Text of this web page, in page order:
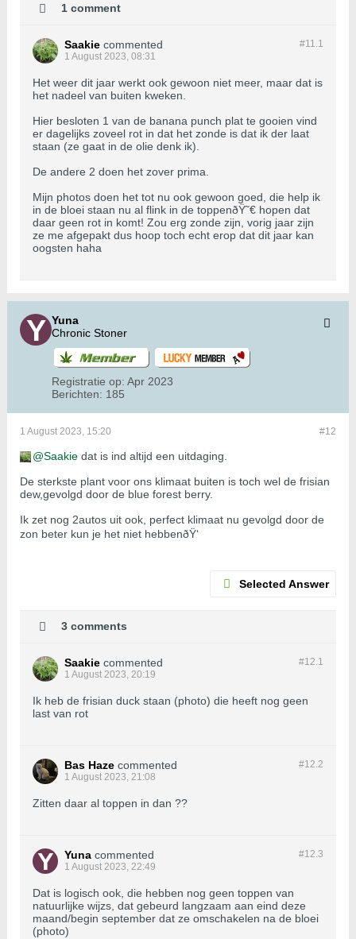
1 comment
#11.1
Saakie commented
1 August 2023, 08:31
Het weer dit jaar werkt ook gewoon niet meer, maar dat is
het nadeel van buiten kweken.
Hier besloten 1 van de banana punch plat te gooien vind
er dagelijks zoveel rot in dat het zonde is dat ik der laat
staan (ze gaat in de olie denk ik).
De andere 2 doen het zover prima.
Mijn photos doen het tot nu ook gewoon goed, die help ik
in de bloei staan nu al flink in de toppenðŸ˜€ hopen dat
daar geen rot in komt! Zou erg zonde zijn, vorig jaar zijn
ze me afgepakt dus hoop toch echt erop dat dit jaar kan
oogsten haha
Yuna
Chronic Stoner
Registratie op: Apr 2023
Berichten: 185
#12
1 August 2023, 15:20
Saakie dat is ind altijd een uitdaging.
De sterkste plant voor ons klimaat buiten is toch wel de frisian
dew,gevolgd door de blue forest berry.
Ik zet nog 2autos uit ook, perfect klimaat nu gevolgd door de
zon beter kun je het niet hebbenðŸ‘
Selected Answer
3 comments
#12.1
Saakie commented
1 August 2023, 20:19
Ik heb de frisian duck staan (photo) die heeft nog geen
last van rot
#12.2
Bas Haze commented
1 August 2023, 21:08
Zitten daar al toppen in dan ??
#12.3
Yuna commented
1 August 2023, 22:49
Dat is logisch ook, die hebben nog geen toppen van
natuurlijke wijzs, dat gebeurd langzaam aan eind deze
maand/begin september dat ze omschakelen na de bloei
(photo)